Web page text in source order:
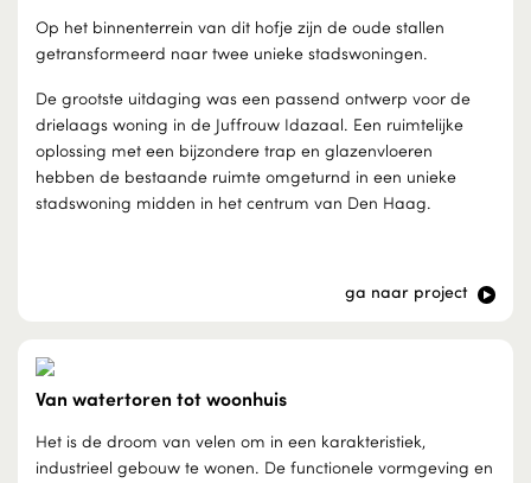
Op het binnenterrein van dit hofje zijn de oude stallen
getransformeerd naar twee unieke stadswoningen.
De grootste uitdaging was een passend ontwerp voor de
drielaags woning in de Juffrouw Idazaal. Een ruimtelijke
oplossing met een bijzondere trap en glazenvloeren
hebben de bestaande ruimte omgeturnd in een unieke
stadswoning midden in het centrum van Den Haag.
ga naar project
Van watertoren tot woonhuis
Het is de droom van velen om in een karakteristiek,
industrieel gebouw te wonen. De functionele vormgeving en